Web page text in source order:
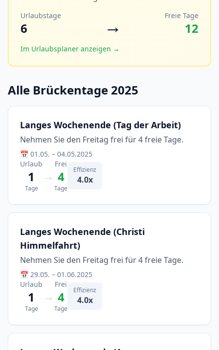
Urlaubstage
6 → Freie Tage
12
Im Urlaubsplaner anzeigen →
Alle Brückentage 2025
Langes Wochenende (Tag der Arbeit)
Nehmen Sie den Freitag frei für 4 freie Tage.
📅 01.05. – 04.05.2025
Urlaub
1
Tage
→
Frei
4
Tage
Effizienz
4.0x
Langes Wochenende (Christi
Himmelfahrt)
Nehmen Sie den Freitag frei für 4 freie Tage.
📅 29.05. – 01.06.2025
Urlaub
1
Tage
→
Frei
4
Tage
Effizienz
4.0x